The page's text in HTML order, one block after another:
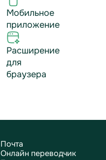
Мобильное
приложение
Расширение
для
браузера
Почта
Онлайн переводчик